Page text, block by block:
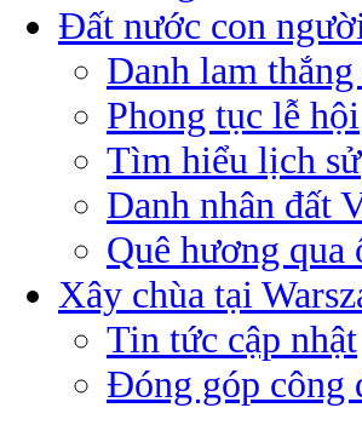
Đất nước con người
Danh lam thắng
Phong tục lễ hội
Tìm hiểu lịch sử
Danh nhân đất
Quê hương qua
Xây chùa tại
Tin tức cập nhật
Đóng góp công